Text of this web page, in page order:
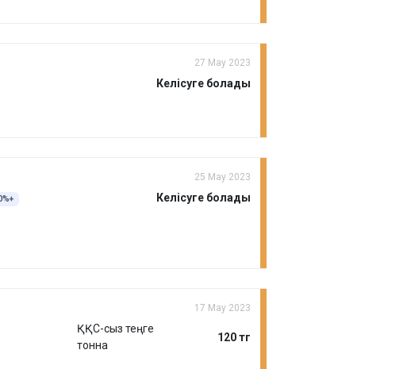
27 Мау 2023
Келісуге болады
25 Мау 2023
30%+ Келісуге болады
17 Мау 2023
ҚҚС-сыз теңге
тонна
120 тг